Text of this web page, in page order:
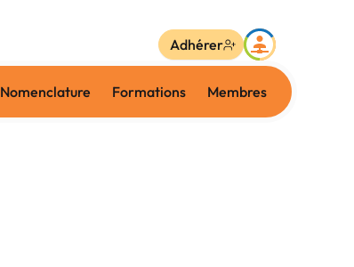
Nomenclature Formations Membres
Adhérer